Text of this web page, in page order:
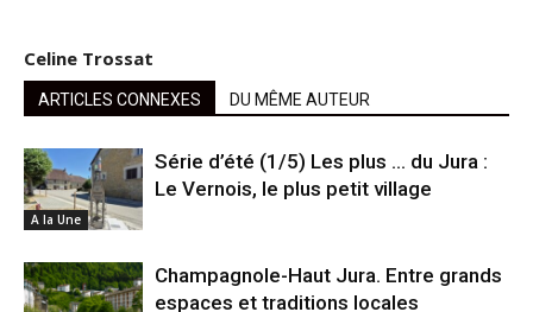
Celine Trossat
ARTICLES CONNEXES DU MÊME AUTEUR
A la Une
Série d’été (1/5) Les plus … du Jura :
Le Vernois, le plus petit village
Champagnole-Haut Jura. Entre grands
espaces et traditions locales